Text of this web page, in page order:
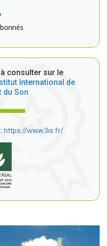
consulter sur le
International de
du Son
https://www.3is.fr/